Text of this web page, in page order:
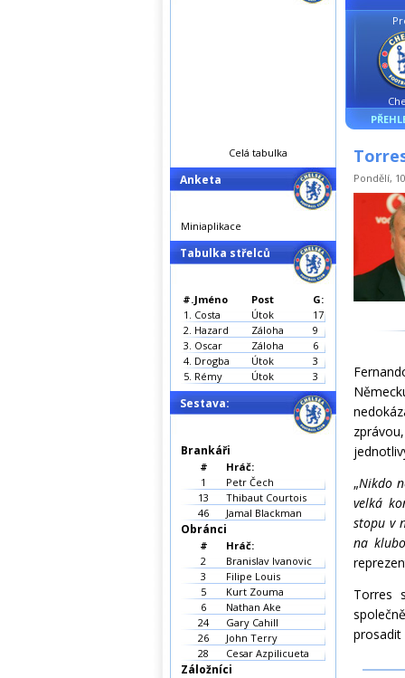
Pondělí,
„Nikdo
velká
stopu v
na
Torres
prosadit
Celá tabulka
Anketa
Miniaplikace
Tabulka střelců
#.Jméno Post
G:
1. Costa Útok
17
2. Hazard Záloha
9
3. Oscar Záloha
6
4. Drogba Útok
3
5. Rémy Útok 3
Sestava:
Brankáři
#
Hráč:
1
Petr Čech
13
Thibaut Courtois
46
Jamal Blackman
Obránci
#
Hráč:
2
Branislav Ivanovic
3
Filipe Louis
5
Kurt Zouma
6
Nathan Ake
24
Gary Cahill
26
John Terry
28
Cesar Azpilicueta
Záložníci